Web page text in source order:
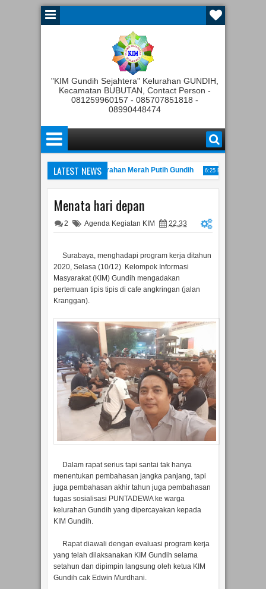
"KIM Gundih Sejahtera" Kelurahan GUNDIH,
Kecamatan BUBUTAN, Contact Person -
081259960157 - 085707851818 -
08990448474
LATEST NEWS
Tahunan Koperasi Kelurahan Merah Putih Gundih 6:25 PM
Rapat
Menata hari depan
2 Agenda Kegiatan KIM 22.33
Surabaya, menghadapi program kerja ditahun
2020, Selasa (10/12) Kelompok Informasi
Masyarakat (KIM) Gundih mengadakan
pertemuan tipis tipis di cafe angkringan (jalan
Kranggan).
Dalam rapat serius tapi santai tak hanya
menentukan pembahasan jangka panjang, tapi
juga pembahasan akhir tahun juga pembahasan
tugas sosialisasi PUNTADEWA ke warga
kelurahan Gundih yang dipercayakan kepada
KIM Gundih.
Rapat diawali dengan evaluasi program kerja
yang telah dilaksanakan KIM Gundih selama
setahun dan dipimpin langsung oleh ketua KIM
Gundih cak Edwin Murdhani.